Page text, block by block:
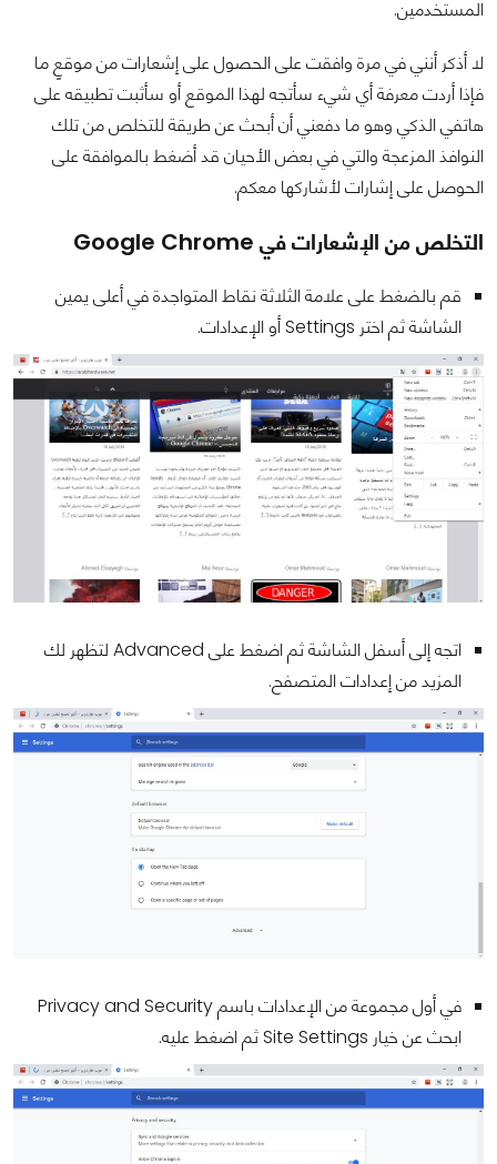
المستخدمين.
لا أذكر أنني في مرة وافقت على الحصول على إشعارات من موقعٍ ما
فإذا أردت معرفة أي شيء سأتجه لهذا الموقع أو سأثبت تطبيقه على
هاتفي الذكي وهو ما دفعني أن أبحث عن طريقة للتخلص من تلك
النوافذ المزعجة والتي في بعض الأحيان قد أضغط بالموافقة على
الحوصل على إشارات لأشاركها معكم.
التخلص من الإشعارات في Google Chrome
قم بالضغط على علامة الثلاثة نقاط المتواجدة في أعلى يمين
الشاشة ثم اختر Settings أو الإعدادات.
اتجه إلى أسفل الشاشة ثم اضغط على Advanced لتظهر لك
المزيد من إعدادات المتصفح.
في أول مجموعة من الإعدادات باسم Privacy and Security
ابحث عن خيار Site Settings ثم اضغط عليه.